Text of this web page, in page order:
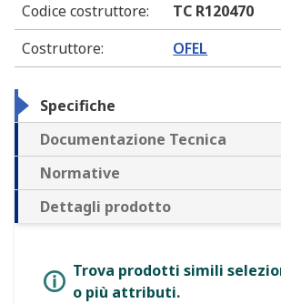
Codice costruttore:
TC R120470
Costruttore: OFEL
Specifiche
Documentazione Tecnica
Normative
Dettagli prodotto
Trova prodotti simili
o più attributi.